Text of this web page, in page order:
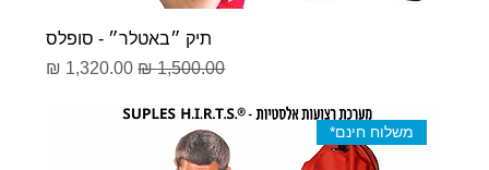
תיק ״באטלר״ - סופלס
מחיר רגיל‏1,500.00 ‏₪ מחיר מבצע
משלוח חינם*